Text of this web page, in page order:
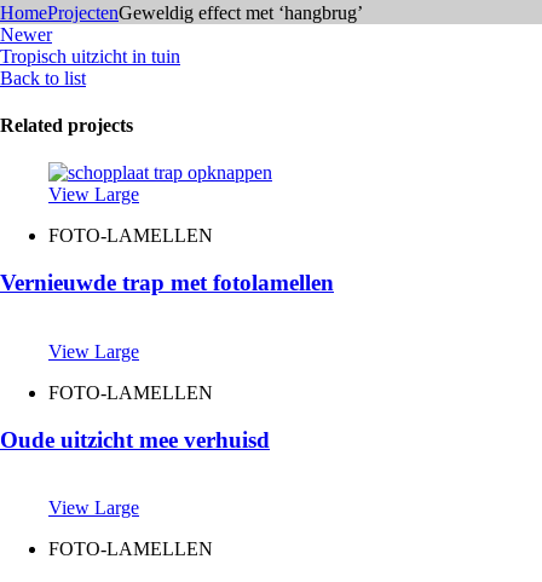
HomeProjectenGeweldig effect met ‘hangbrug’
Newer
Tropisch uitzicht in tuin
Back to list
Related projects
View Large
FOTO-LAMELLEN
Vernieuwde trap met fotolamellen
View Large
FOTO-LAMELLEN
Oude uitzicht mee verhuisd
View Large
FOTO-LAMELLEN